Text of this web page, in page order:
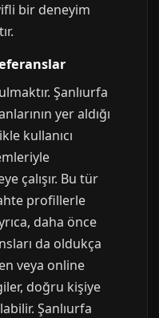
bir deneyim
Şanlıurfa
yer aldığı
kullanıcı
çalışır. Bu tür
profillerle
daha önce
da oldukça
veya online
doğru kişiye
Şanlıurfa